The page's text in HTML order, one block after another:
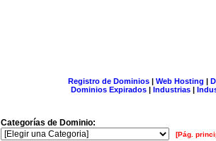
Registro de Dominios| Web Hosting |
Dominios Expirados | Industrias |
Categorías de Dominio:
[Pág.